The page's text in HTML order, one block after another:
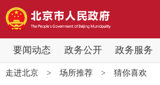
要闻动态 政务公开 政务服务
要闻动态
党中央精神 国务院信息
走进北京> 场所推荐> 猜你喜欢